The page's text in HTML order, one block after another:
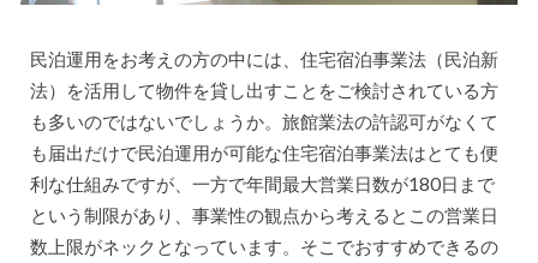
民泊運用をお考えの方の中には、住宅宿泊事業法（民泊新
法）を活用して物件を貸し出すことをご検討されている方
も多いのではないでしょうか。旅館業法の許認可がなくて
も届出だけで民泊運用が可能な住宅宿泊事業法はとても便
利な仕組みですが、一方で年間最大営業日数が180日まで
という制限があり、事業性の観点から考えるとこの営業日
数上限がネックとなっています。そこでおすすめできるの